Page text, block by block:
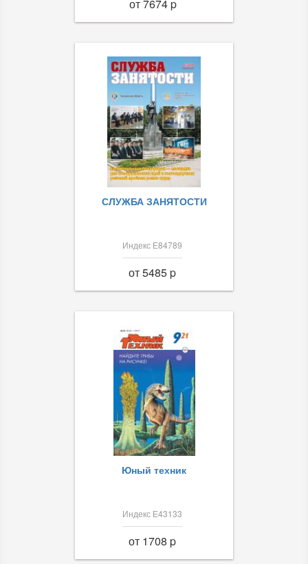
от 7674 p
СЛУЖБА ЗАНЯТОСТИ
Индекс Е84789
от 5485 p
Юный техник
Индекс Е43133
от 1708 p